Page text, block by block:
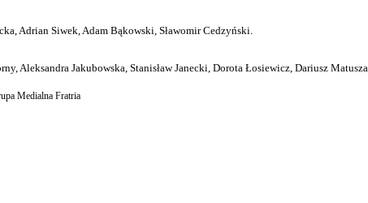
Adrian Siwek, Adam Bąkowski, Sławomir Cedzyński.
Aleksandra Jakubowska, Stanisław Janecki, Dorota Łosiewicz, Dariusz
Medialna Fratria